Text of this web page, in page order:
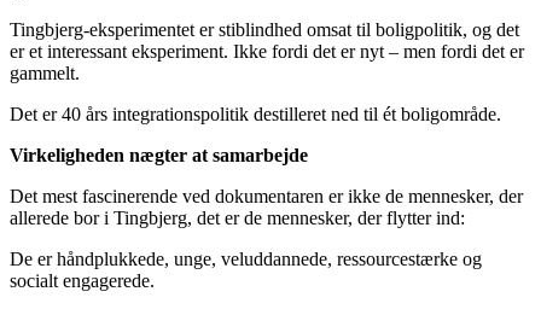
Tingbjerg-eksperimentet er stiblindhed omsat til boligpolitik, og det
er et interessant eksperiment. Ikke fordi det er nyt – men fordi det er
gammelt.
Det er 40 års integrationspolitik destilleret ned til ét boligområde.
Virkeligheden nægter at samarbejde
Det mest fascinerende ved dokumentaren er ikke de mennesker, der
allerede bor i Tingbjerg, det er de mennesker, der flytter ind:
De er håndplukkede, unge, veluddannede, ressourcestærke og
socialt engagerede.